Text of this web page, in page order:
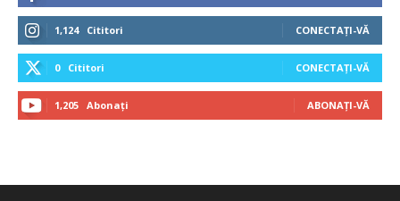
1,124 Cititori CONECTAȚI-VĂ
0 Cititori CONECTAȚI-VĂ
1,205 Abonați ABONAȚI-VĂ